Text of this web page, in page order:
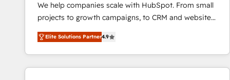
We help companies scale with HubSpot. From small
projects to growth campaigns, to CRM and websites.
Hire an agency that's experienced in every inch of
HubSpot and willing to work hand-in-hand with your
team to simplify the complex and build a better
experience for your team and customers.
Elite Solutions Partner4.9